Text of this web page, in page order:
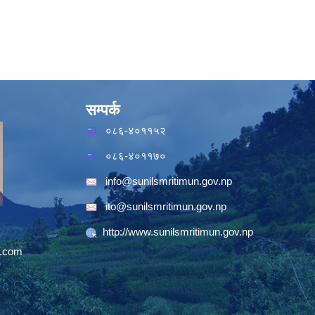
सम्पर्क
०८६-४०११५२
०८६-४०११७०
info@sunilsmritimun.gov.np
ito@sunilsmritimun.gov.np
http://www.sunilsmritimun.gov.np